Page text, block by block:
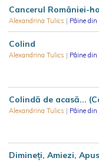
Cancerul României-
Alexandrina Tulics | Pâine
Colind
Alexandrina Tulics | Pâine
Colindă de acasă...
Alexandrina Tulics | Pâine
Dimineți, Amiezi,